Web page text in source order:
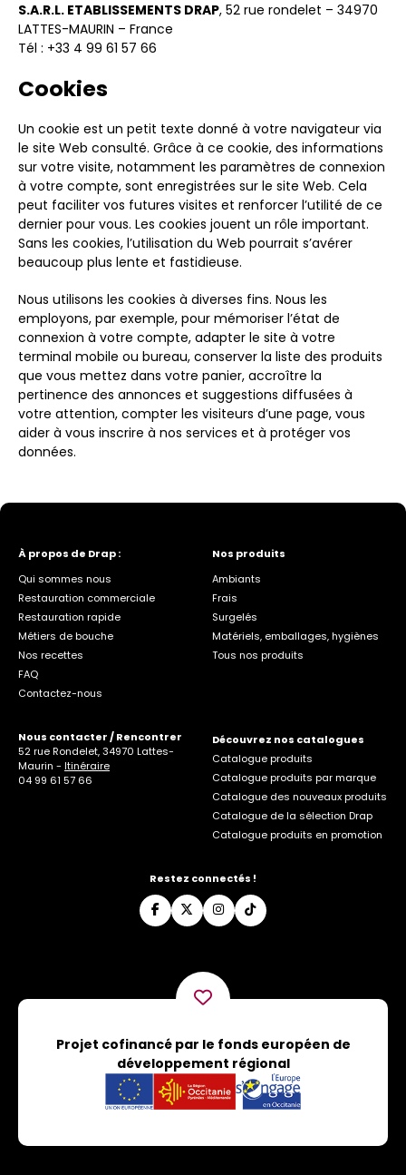
S.A.R.L. ETABLISSEMENTS DRAP, 52 rue rondelet – 34970
LATTES-MAURIN – France
Tél : +33 4 99 61 57 66
Cookies
Un cookie est un petit texte donné à votre navigateur via
le site Web consulté. Grâce à ce cookie, des informations
sur votre visite, notamment les paramètres de connexion
à votre compte, sont enregistrées sur le site Web. Cela
peut faciliter vos futures visites et renforcer l’utilité de ce
dernier pour vous. Les cookies jouent un rôle important.
Sans les cookies, l’utilisation du Web pourrait s’avérer
beaucoup plus lente et fastidieuse.
Nous utilisons les cookies à diverses fins. Nous les
employons, par exemple, pour mémoriser l’état de
connexion à votre compte, adapter le site à votre
terminal mobile ou bureau, conserver la liste des produits
que vous mettez dans votre panier, accroître la
pertinence des annonces et suggestions diffusées à
votre attention, compter les visiteurs d’une page, vous
aider à vous inscrire à nos services et à protéger vos
données.
À propos de Drap :
Qui sommes nous
Restauration commerciale
Restauration rapide
Métiers de bouche
Nos recettes
FAQ
Contactez-nous
Nos produits
Ambiants
Frais
Surgelés
Matériels, emballages, hygiènes
Tous nos produits
Nous contacter / Rencontrer
52 rue Rondelet, 34970 Lattes-
Maurin - Itinéraire
04 99 61 57 66
Découvrez nos catalogues
Catalogue produits
Catalogue produits par marque
Catalogue des nouveaux produits
Catalogue de la sélection Drap
Catalogue produits en promotion
Restez connectés !
Projet cofinancé par le fonds européen de
développement régional